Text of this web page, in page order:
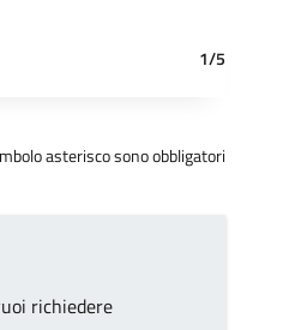
1/5
asterisco sono obbligatori
richiedere